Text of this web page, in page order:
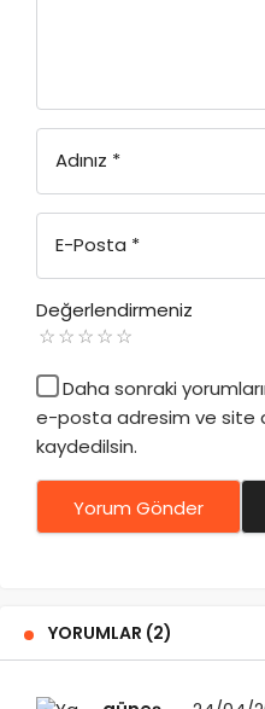
Adınız *
E-Posta *
Değerlendirmeniz
Daha sonraki
e-posta adresim ve site
kaydedilsin.
Yorum Gönder
YORUMLAR (2)